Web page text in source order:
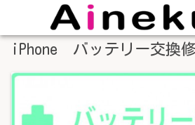
iPhone バッテリー交換